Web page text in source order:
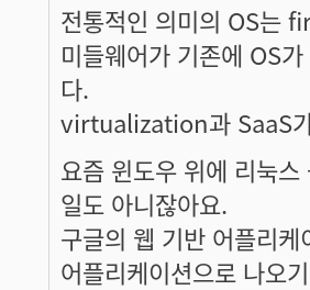
전통적인 의미의 OS는
미들웨어가 기존에 OS
다.
virtualization과 SaaS
요즘 윈도우 위에 리눅
일도 아니잖아요.
구글의 웹 기반 어플리
어플리케이션으로 나오